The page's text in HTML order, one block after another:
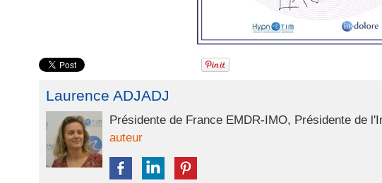
Laurence ADJADJ
Présidente de France EMDR-IMO, Présidente de
auteur